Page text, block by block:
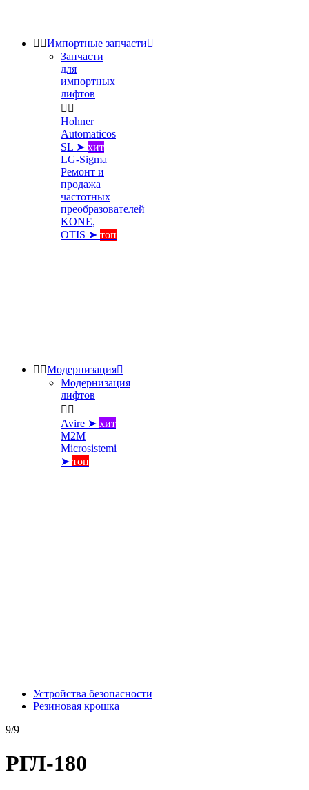
 Импортные запчасти
Запчасти
для
импортных
лифтов
 
Hohner
Automaticos
SL ➤ хит
LG-Sigma
Ремонт и
продажа
частотных
преобразователей
KONE,
OTIS ➤ топ
 Модернизация
Модернизация
лифтов
 
Avire ➤ хит
M2M
Microsistemi
➤ топ
Устройства безопасности
Резиновая крошка
9/9
РГЛ-180